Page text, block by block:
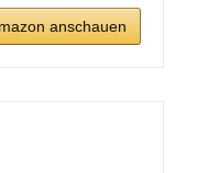
anschauen